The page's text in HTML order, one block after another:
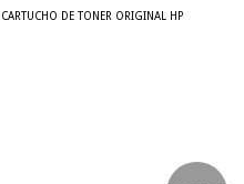
CARTUCHO DE TONER ORIGINAL HP